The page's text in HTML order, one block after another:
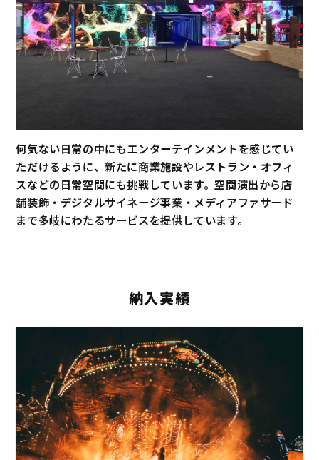
何気ない日常の中にもエンターテインメントを感じてい
ただけるように、新たに商業施設やレストラン・オフィ
スなどの日常空間にも挑戦しています。空間演出から店
舗装飾・デジタルサイネージ事業・メディアファサード
まで多岐にわたるサービスを提供しています。
納入実績